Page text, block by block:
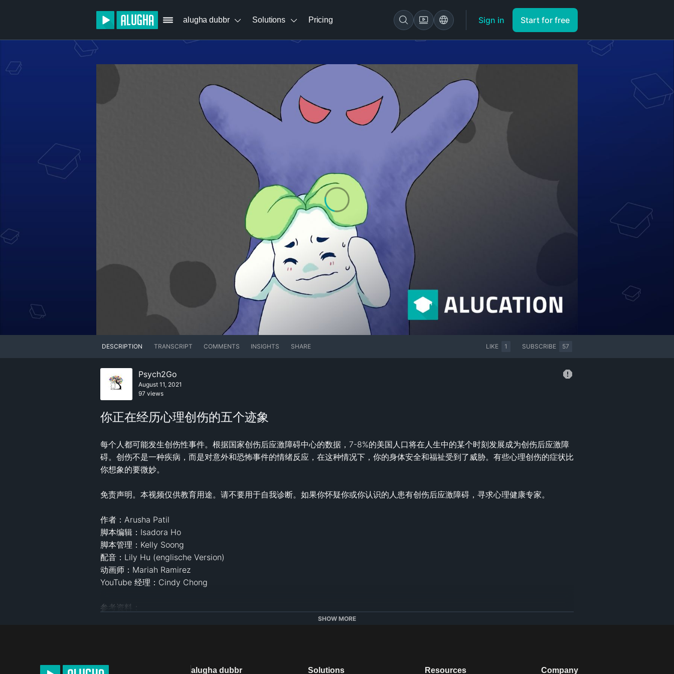
alugha dubbr Solutions Pricing Sign in Start for free
DESCRIPTION TRANSCRIPT COMMENTS INSIGHTS SHARE LIKE 1 SUBSCRIBE 57
Psych2Go
August 11, 2021
97 views
你正在经历心理创伤的五个迹象
每个人都可能发生创伤性事件。根据国家创伤后应激障碍中心的数据，7-8%的美国人口将在人生中的某个时刻发展成为创伤后应激障
碍。创伤不是一种疾病，而是对意外和恐怖事件的情绪反应，在这种情况下，你的身体安全和福祉受到了威胁。有些心理创伤的症状比
你想象的要微妙。
免责声明。本视频仅供教育用途。请不要用于自我诊断。如果你怀疑你或你认识的人患有创伤后应激障碍，寻求心理健康专家。
作者：Arusha Patil
脚本编辑：Isadora Ho
脚本管理：Kelly Soong
配音：Lily Hu (englische Version)
动画师：Mariah Ramirez
YouTube 经理：Cindy Chong
参考资料：
D’arcy-Sharpe, Ann-Marie. How Is Psychological Trauma Linked to Chronic Pain?31 Aug. 2020, www.pathways.health/how-is-
Pagán, Camille Noe, and Smitha Bhandari . The Emotional Effects of Trauma. 29 Nov. 2018, www.webmd.com/mental-
SHOW MORE
alugha dubbr Solutions Resources Company